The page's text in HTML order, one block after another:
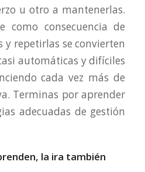
u otro a mantenerlas.
como consecuencia de
repetirlas se convierten
automáticas y difíciles
cada vez más de
Terminas por aprender
adecuadas de gestión
la ira también